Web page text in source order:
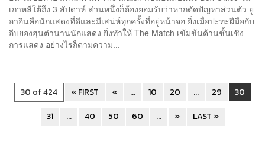
เกาหลีใต้ถึง 3 สัปดาห์ ส่วนหนึ่งก็ต้องยอมรับว่าหากตัดปัญหาส่วนตัว ยู
อาอินคือนักแสดงที่ดีและมีเสน่ห์ทุกครั้งที่อยู่หน้าจอ ยิ่งเมื่อปะทะฝีมือกับ
อีบยองฮุนตำนานนักแสดง ยิ่งทำให้ The Match เข้มข้นด้านชั้นเชิง
การแสดง อย่างไรก็ตามความ...
30 of 424 « FIRST « ... 10 20 ... 29
30
31
... 40 50 60 ... » LAST »